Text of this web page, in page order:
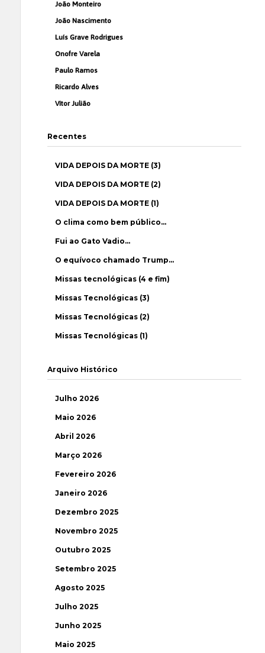
João Monteiro
João Nascimento
Luís Grave Rodrigues
Onofre Varela
Paulo Ramos
Ricardo Alves
Vítor Julião
Recentes
VIDA DEPOIS DA MORTE (3)
VIDA DEPOIS DA MORTE (2)
VIDA DEPOIS DA MORTE (1)
O clima como bem público…
Fui ao Gato Vadio…
O equívoco chamado Trump…
Missas tecnológicas (4 e fim)
Missas Tecnológicas (3)
Missas Tecnológicas (2)
Missas Tecnológicas (1)
Arquivo Histórico
Julho 2026
Maio 2026
Abril 2026
Março 2026
Fevereiro 2026
Janeiro 2026
Dezembro 2025
Novembro 2025
Outubro 2025
Setembro 2025
Agosto 2025
Julho 2025
Junho 2025
Maio 2025